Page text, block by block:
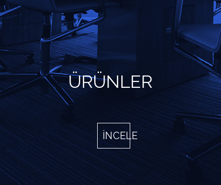
ÜRÜNLER
İNCELE